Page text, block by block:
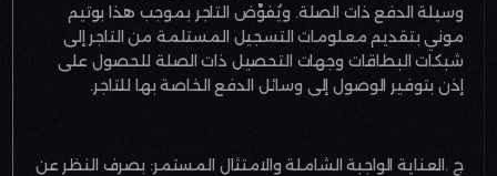
وسيلة الدفع ذات الصلة. ويُفوِّض التاجر بموجب هذا بوتيم
موني بتقديم معلومات التسجيل المستلمة من التاجر إلى
شبكات البطاقات وجهات التحصيل ذات الصلة للحصول على
إذن بتوفير الوصول إلى وسائل الدفع الخاصة بها للتاجر.
ج .العناية الواجبة الشاملة والامتثال المستمر: بصرف النظر عن